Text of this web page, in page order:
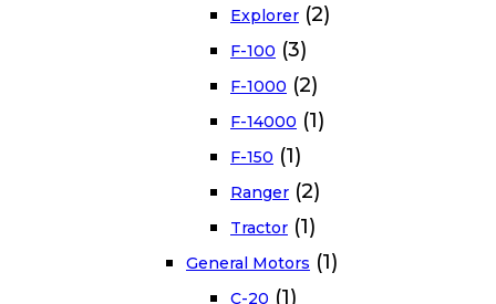
Explorer (2)
F-100 (3)
F-1000 (2)
F-14000 (1)
F-150 (1)
Ranger (2)
Tractor (1)
General Motors (1)
C-20 (1)